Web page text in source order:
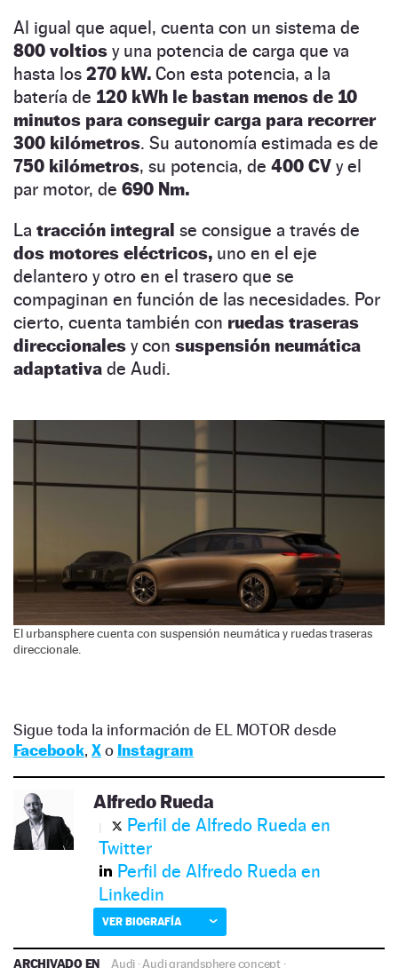
Al igual que aquel, cuenta con un sistema de
800 voltios y una potencia de carga que va
hasta los 270 kW. Con esta potencia, a la
batería de 120 kWh le bastan menos de 10
minutos para conseguir carga para recorrer
300 kilómetros. Su autonomía estimada es de
750 kilómetros, su potencia, de 400 CV y el
par motor, de 690 Nm.
La tracción integral se consigue a través de
dos motores eléctricos, uno en el eje
delantero y otro en el trasero que se
compaginan en función de las necesidades. Por
cierto, cuenta también con ruedas traseras
direccionales y con suspensión neumática
adaptativa de Audi.
El urbansphere cuenta con suspensión neumática y ruedas traseras
direccionale.
Sigue toda la información de EL MOTOR desde
Facebook, Xo Instagram
Alfredo Rueda
Perfil de Alfredo Rueda en
Twitter
Perfil de Alfredo Rueda en
Linkedin
VER BIOGRAFÍA
ARCHIVADO EN Audi ·Audi grandsphere concept·